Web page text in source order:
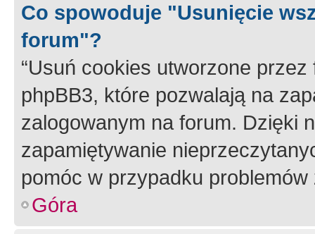
Co spowoduje "Usunięcie
forum"?
“Usuń cookies utworzone
phpBB3, które pozwalają na
zalogowanym na forum. Dzięki
zapamiętywanie
pomóc w przypadku
Góra